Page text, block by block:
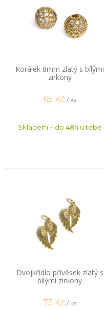
Korálek 8mm zlatý s bílými
zirkony
65 Kč / ks
Skladem – do 48h u tebe
Dvojkřídlo přívěsek zlatý s
bílými zirkony
75 Kč / ks